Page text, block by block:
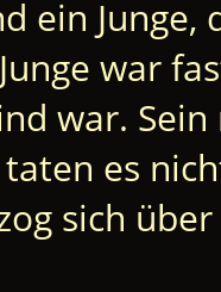
ein Junge,
war
war.
es
sich